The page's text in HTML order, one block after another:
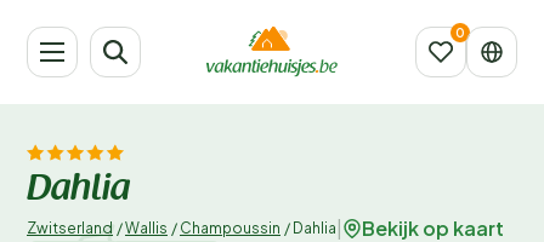
Dahlia
Zwitserland /Wallis / Champoussin / Dahlia Bekijk op kaart